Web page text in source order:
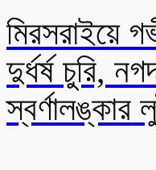
মিরসরাইয়ে
দুর্ধর্ষ চুরি,
স্বর্ণালঙ্কার